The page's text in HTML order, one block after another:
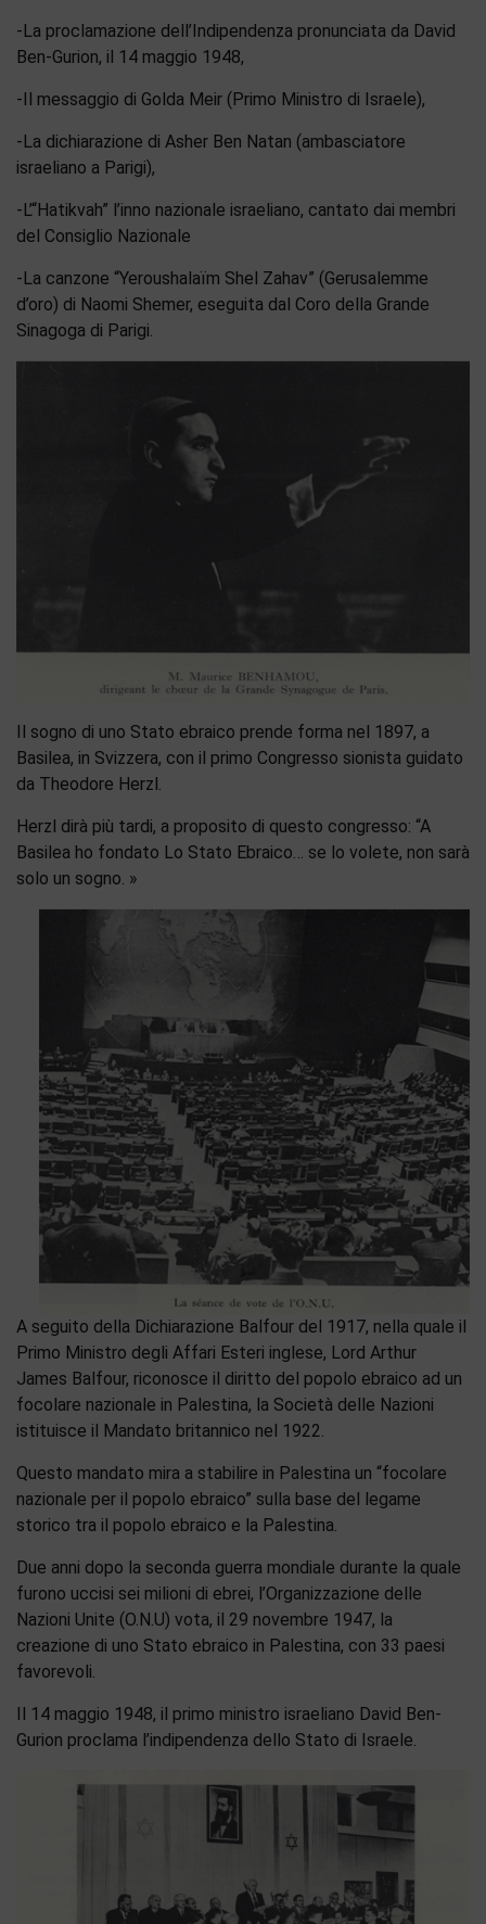
-La proclamazione dell’Indipendenza pronunciata da David
Ben-Gurion, il 14 maggio 1948,
-Il messaggio di Golda Meir (Primo Ministro di Israele),
-La dichiarazione di Asher Ben Natan (ambasciatore
israeliano a Parigi),
-L’“Hatikvah” l’inno nazionale israeliano, cantato dai membri
del Consiglio Nazionale
-La canzone “Yeroushalaïm Shel Zahav” (Gerusalemme
d’oro) di Naomi Shemer, eseguita dal Coro della Grande
Sinagoga di Parigi.
Il sogno di uno Stato ebraico prende forma nel 1897, a
Basilea, in Svizzera, con il primo Congresso sionista guidato
da Theodore Herzl.
Herzl dirà più tardi, a proposito di questo congresso: “A
Basilea ho fondato Lo Stato Ebraico… se lo volete, non sarà
solo un sogno. »
A seguito della Dichiarazione Balfour del 1917, nella quale il
Primo Ministro degli Affari Esteri inglese, Lord Arthur
James Balfour, riconosce il diritto del popolo ebraico ad un
focolare nazionale in Palestina, la Società delle Nazioni
istituisce il Mandato britannico nel 1922.
Questo mandato mira a stabilire in Palestina un “focolare
nazionale per il popolo ebraico” sulla base del legame
storico tra il popolo ebraico e la Palestina.
Due anni dopo la seconda guerra mondiale durante la quale
furono uccisi sei milioni di ebrei, l’Organizzazione delle
Nazioni Unite (O.N.U) vota, il 29 novembre 1947, la
creazione di uno Stato ebraico in Palestina, con 33 paesi
favorevoli.
Il 14 maggio 1948, il primo ministro israeliano David Ben-
Gurion proclama l’indipendenza dello Stato di Israele.